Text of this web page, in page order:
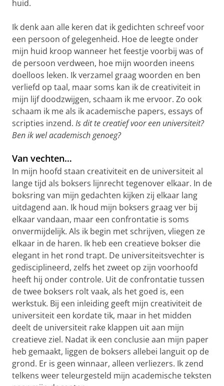
huid.
Ik denk aan alle keren dat ik gedichten schreef voor
een persoon of gelegenheid. Hoe de leegte onder
mijn huid kroop wanneer het feestje voorbij was of
de persoon verdween, hoe mijn woorden ineens
doelloos leken. Ik verzamel graag woorden en ben
verliefd op taal, maar soms kan ik de creativiteit in
mijn lijf doodzwijgen, schaam ik me ervoor. Zo ook
schaam ik me als ik academische papers, essays of
scripties inzend. Is dit te creatief voor een universiteit?
Ben ik wel academisch genoeg?
Van vechten…
In mijn hoofd staan creativiteit en de universiteit al
lange tijd als boksers lijnrecht tegenover elkaar. In de
boksring van mijn gedachten kijken zij elkaar lang
uitdagend aan. Ik houd mijn boksers graag ver bij
elkaar vandaan, maar een confrontatie is soms
onvermijdelijk. Als ik begin met schrijven, vliegen ze
elkaar in de haren. Ik heb een creatieve bokser die
elegant in het rond trapt. De universiteitsvechter is
gedisciplineerd, zelfs het zweet op zijn voorhoofd
heeft hij onder controle. Uit de confrontatie tussen
de twee boksers rolt vaak, als het goed is, een
werkstuk. Bij een inleiding geeft mijn creativiteit de
universiteit een kordate tik, maar in het midden
deelt de universiteit rake klappen uit aan mijn
creatieve ziel. Nadat ik een conclusie aan mijn paper
heb gemaakt, liggen de boksers allebei languit op de
grond. Er is geen winnaar, alleen verliezers. Ik zend
telkens weer teleurgesteld mijn academische teksten